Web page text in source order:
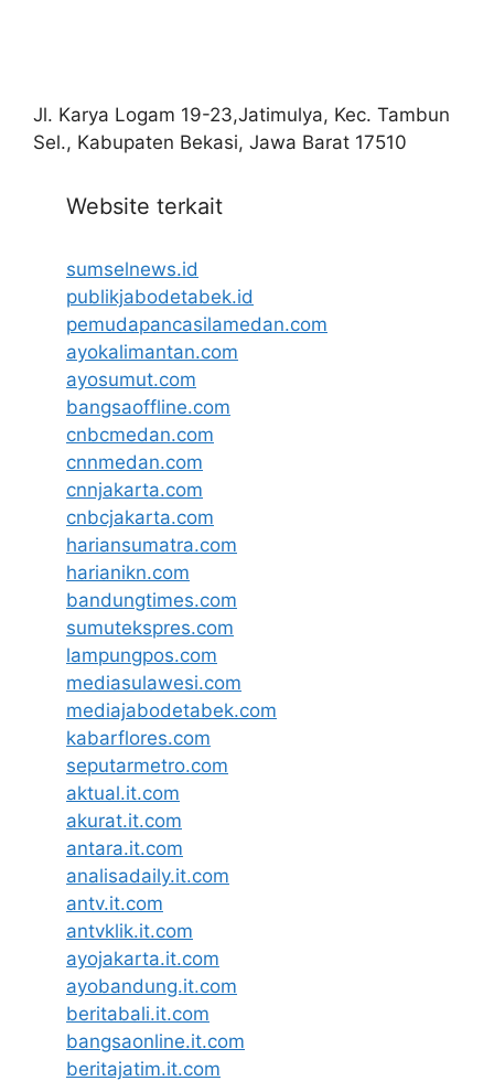
Jl. Karya Logam 19-23,Jatimulya, Kec. Tambun
Sel., Kabupaten Bekasi, Jawa Barat 17510
Website terkait
sumselnews.id
publikjabodetabek.id
pemudapancasilamedan.com
ayokalimantan.com
ayosumut.com
bangsaoffline.com
cnbcmedan.com
cnnmedan.com
cnnjakarta.com
cnbcjakarta.com
hariansumatra.com
harianikn.com
bandungtimes.com
sumutekspres.com
lampungpos.com
mediasulawesi.com
mediajabodetabek.com
kabarflores.com
seputarmetro.com
aktual.it.com
akurat.it.com
antara.it.com
analisadaily.it.com
antv.it.com
antvklik.it.com
ayojakarta.it.com
ayobandung.it.com
beritabali.it.com
bangsaonline.it.com
beritajatim.it.com